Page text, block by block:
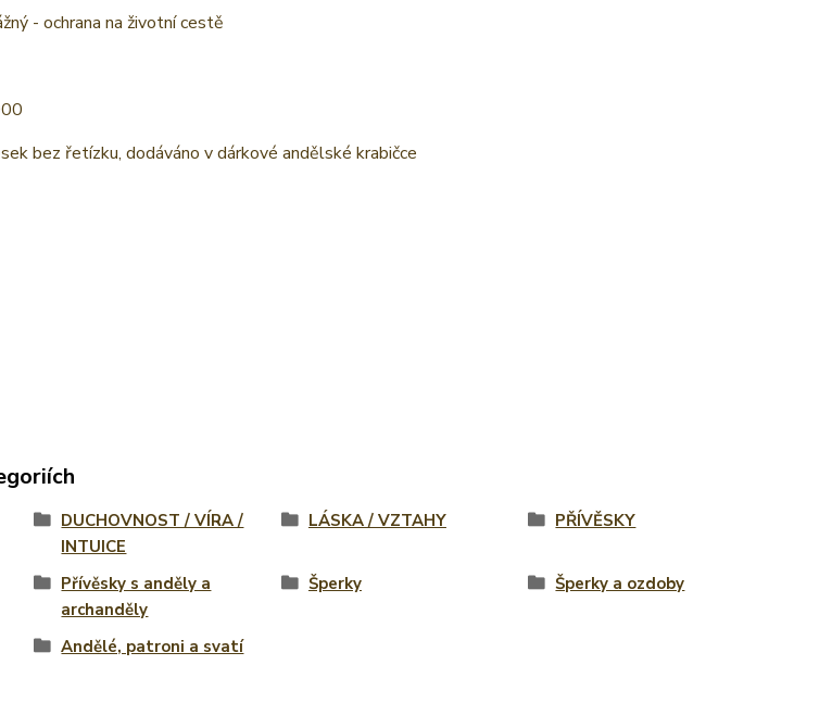
- ochrana na životní cestě
bez řetízku, dodáváno v dárkové andělské krabičce
DUCHOVNOST / VÍRA /
INTUICE
LÁSKA / VZTAHY PŘÍVĚSKY
Přívěsky s anděly a
archanděly
Šperky Šperky a ozdoby
Andělé, patroni a svatí